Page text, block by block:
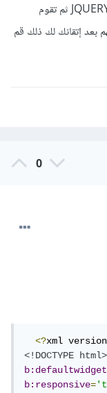
تتعمق فى تعلم كلا من html&css و/JQUERY/JS/XML ثم تقوم
إتقانك لك ذلك قم
0
<?xml
<!DOCTYPE html>
b:responsive=